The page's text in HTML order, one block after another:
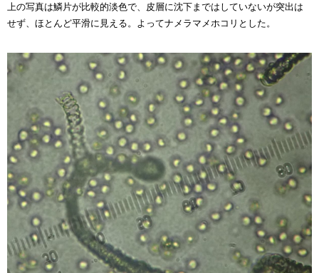
上の写真は鱗片が比較的淡色で、皮層に沈下まではしていないが突出は
せず、ほとんど平滑に見える。よってナメラマメホコリとした。